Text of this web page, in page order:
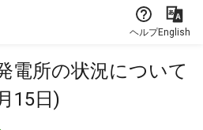
ヘルプEnglish
電所の状況について
15日)